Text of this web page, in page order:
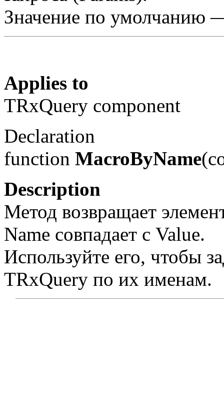
Значение по умолчанию
Applies to
TRxQuery component
Declaration
function MacroByName
Description
Метод возвращает
Name совпадает с Value.
Используйте его, чтобы
TRxQuery по их именам.